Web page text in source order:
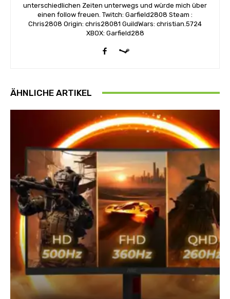
unterschiedlichen Zeiten unterwegs und würde mich über
einen follow freuen. Twitch: Garfield2808 Steam :
Chris2808 Origin: chris28081 GuildWars: christian.5724
XBOX: Garfield288
ÄHNLICHE ARTIKEL